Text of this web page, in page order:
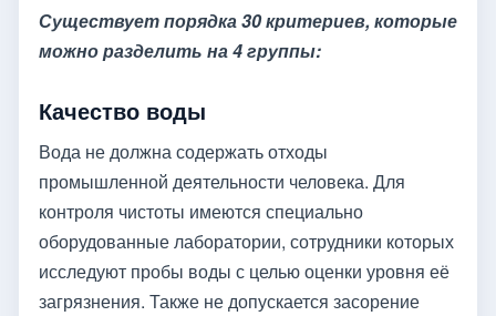
Существует порядка 30 критериев, которые
можно разделить на 4 группы:
Качество воды
Вода не должна содержать отходы
промышленной деятельности человека. Для
контроля чистоты имеются специально
оборудованные лаборатории, сотрудники которых
исследуют пробы воды с целью оценки уровня её
загрязнения. Также не допускается засорение